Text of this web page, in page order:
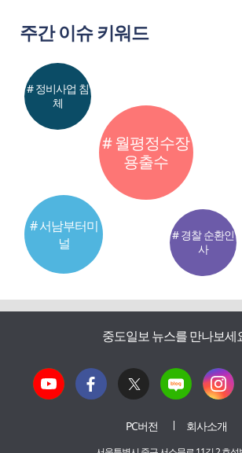
주간 이슈 키워드
# 월평정수장
용출수
# 서남부터미
널
# 정비사업 침
체
# 경찰 순환인
사
중도일보 뉴스를 만나보세
PC버전 회사소개